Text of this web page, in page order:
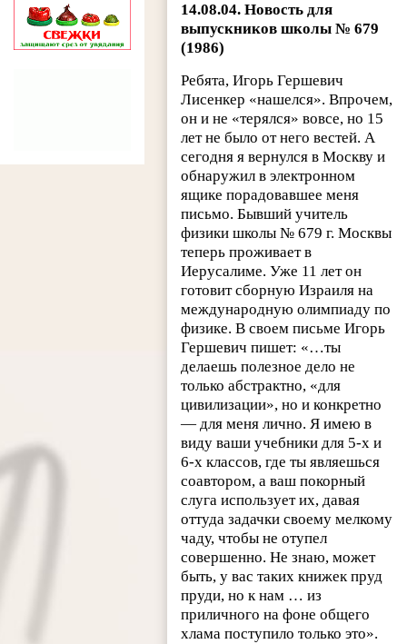
14.08.04. Новость для
выпускников школы № 679
(1986)
Ребята, Игорь Гершевич
Лисенкер «нашелся». Впрочем,
он и не «терялся» вовсе, но 15
лет не было от него вестей. А
сегодня я вернулся в Москву и
обнаружил в электронном
ящике порадовавшее меня
письмо. Бывший учитель
физики школы № 679 г. Москвы
теперь проживает в
Иерусалиме. Уже 11 лет он
готовит сборную Израиля на
международную олимпиаду по
физике. В своем письме Игорь
Гершевич пишет: «…ты
делаешь полезное дело не
только абстрактно, «для
цивилизации», но и конкретно
— для меня лично. Я имею в
виду ваши учебники для 5-х и
6-х классов, где ты являешься
соавтором, а ваш покорный
слуга использует их, давая
оттуда задачки своему мелкому
чаду, чтобы не отупел
совершенно. Не знаю, может
быть, у вас таких книжек пруд
пруди, но к нам … из
приличного на фоне общего
хлама поступило только это».